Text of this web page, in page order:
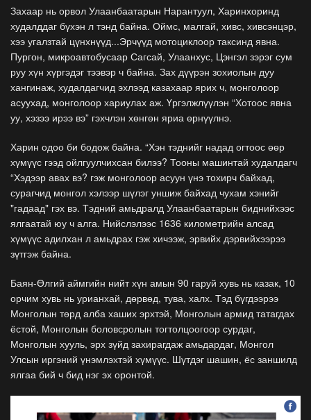
Захаар нь орвол Улаанбаатарын Нарантуул, Харинхоринд
худалддаг бүхэн л тэнд байна. Оймс, малгай, хивс, хивсэнцэр,
хээ угалзтай цүнхнүүд...Эрчүүд мотоциклоор таксинд явна.
Пургон, микроавтобусаар Сагсай, Улаанхус, Цэнгэл зэрэг сум
руу хүн хүргэдэг тээвэр ч байна. Зах дүүрэн зохиолын дуу
хангинаж, худалдагчид эхлээд казахаар ярих ч, монголоор
асуухад, монголоор хариулах аж. Үргэлжлүүлэн “Хотоос явна
уу, хэзээ ирээ вэ” гэхчлэн хөнгөн яриа өрнүүлнэ.
Харин одоо би бодож байна. “Хэн тэднийг надад огтоос өөр
хүмүүс гээд ойлгуулчихсан билээ? Тооны машинтай худалдагч
“Хэдээр авах вэ? гэж монголоор асуун үнэ тохирч байхад,
сурагчид монгол хэлээр шүлэг уншиж байхад чухам хэнийг
"гадаад" гэх вэ. Тэдний амьдралд Улаанбаатарын биднийхээс
ялгаатай юу ч алга. Нийслэлээс 1636 километрийн алсад
хүмүүс адилхан л амьдрах гэж хичээж, эрвийх дэрвийхээрээ
зүтгэж байна.
Баян-Өлгий аймгийн нийт хүн амын 90 гаруй хувь нь казак, 10
орчим хувь нь урианхай, дөрвөд, тува, халх. Тэд бүгдээрээ
Монголын төрд алба хаших эрхтэй, Монголын армид татагдах
ёстой, Монголын боловсролын тогтолцоогоор сурдаг,
Монголын хууль, эрх зүйд захирагдаж амьдардаг, Монгол
Улсын иргэний үнэмлэхтэй хүмүүс. Шүтдэг шашин, ёс заншилд
ялгаа бий ч бид нэг эх оронтой.